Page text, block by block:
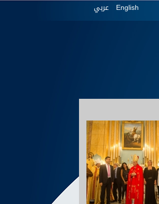
عربي English